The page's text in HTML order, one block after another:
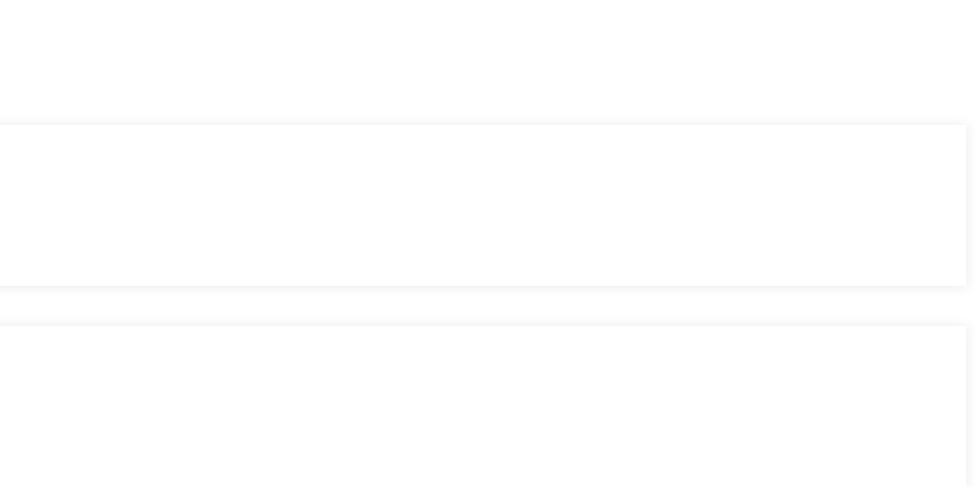
sans complications.
du marché.
des plateformes et des dApps.